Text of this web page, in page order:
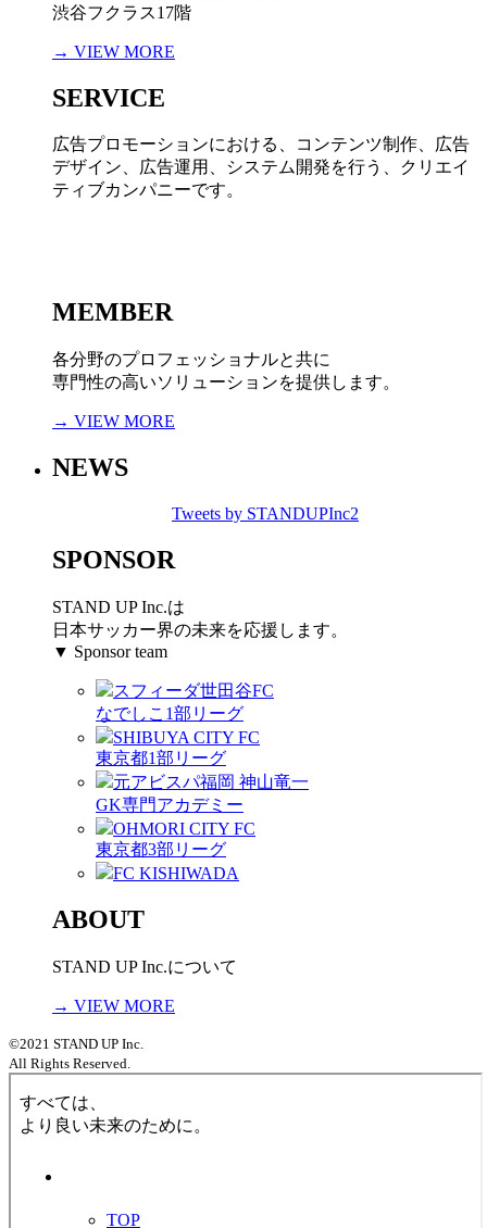
渋谷フクラス17階
→ VIEW MORE
SERVICE
広告プロモーションにおける、コンテンツ制作、広告
デザイン、広告運用、システム開発を行う、
クリエイ
ティブカンパニーです。
MEMBER
各分野のプロフェッショナルと共に
専門性の高いソリューションを提供します。
→ VIEW MORE
NEWS
Tweets by STANDUPInc2
SPONSOR
STAND UP Inc.は
日本サッカー界の未来を応援します。
▼ Sponsor team
スフィーダ世田谷FC
なでしこ1部リーグ
SHIBUYA CITY FC
東京都1部リーグ
元アビスパ福岡 神山竜一
GK専門アカデミー
OHMORI CITY FC
東京都3部リーグ
FC KISHIWADA
ABOUT
STAND UP Inc.について
→ VIEW MORE
©2021 STAND UP Inc.
All Rights Reserved.